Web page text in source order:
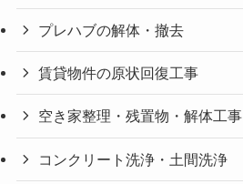
プレハブの解体・撤去
賃貸物件の原状回復工事
空き家整理・残置物・解体工事
コンクリート洗浄・土間洗浄